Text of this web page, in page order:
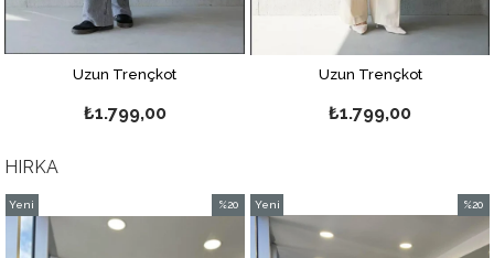
Uzun Trençkot
₺1.799,00
Uzun Trençkot
₺1.799,00
HIRKA
%20
%20İndirim
Yeni
Ürün
%20
Yeni
Ürün